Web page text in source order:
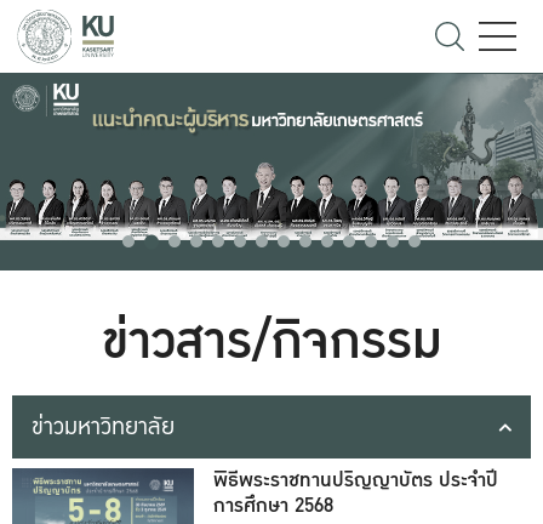
ข่าวสาร/กิจกรรม
ข่าวมหาวิทยาลัย
พิธีพระราชทานปริญญาบัตร ประจำปี
การศึกษา 2568